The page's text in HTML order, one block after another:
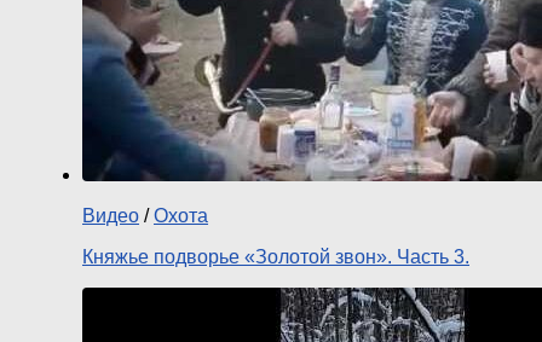
Видео /Охота
Княжье подворье «Золотой звон». Часть 3.